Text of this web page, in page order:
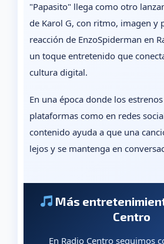
"Papasito" llega como otro
de Karol G, con ritmo, imagen y
reacción de EnzoSpiderman en
un toque entretenido que
cultura digital.
En una época donde los
plataformas como en redes
contenido ayuda a que una
lejos y se mantenga en
Más
Centro
En Radio Centro seguimos